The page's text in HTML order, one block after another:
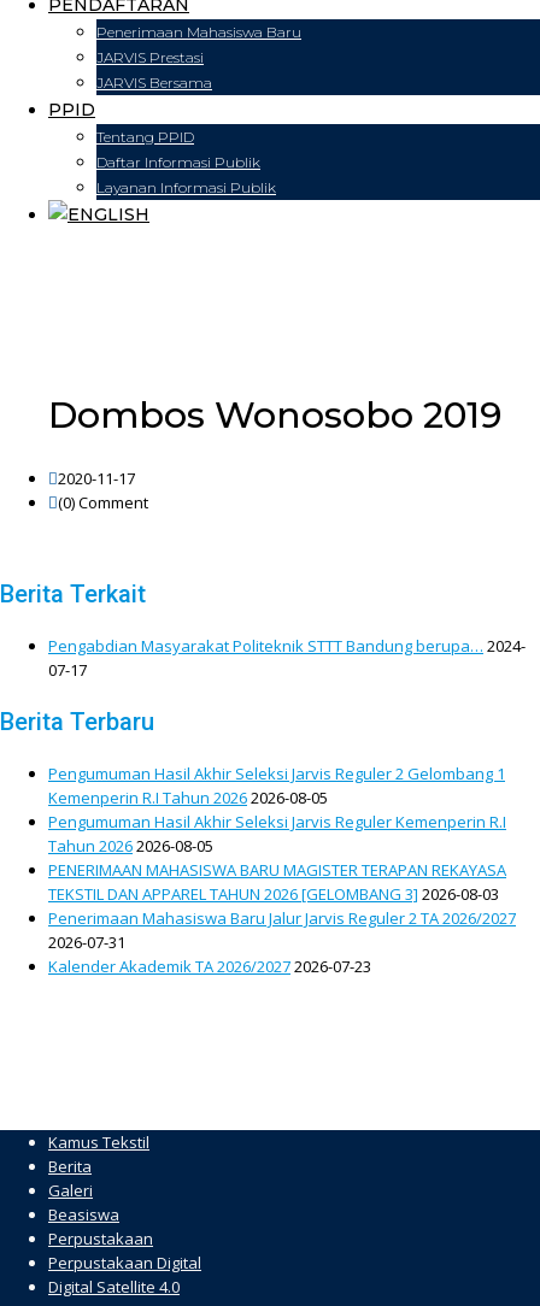
PENDAFTARAN
Penerimaan Mahasiswa Baru
JARVIS Prestasi
JARVIS Bersama
PPID
Tentang PPID
Daftar Informasi Publik
Layanan Informasi Publik
Dombos Wonosobo 2019
2020-11-17
(0)Comment
Berita Terkait
Pengabdian Masyarakat Politeknik STTT Bandung berupa… 2024-
07-17
Berita Terbaru
Pengumuman Hasil Akhir Seleksi Jarvis Reguler 2 Gelombang 1
Kemenperin R.I Tahun 20262026-08-05
Pengumuman Hasil Akhir Seleksi Jarvis Reguler Kemenperin R.I
Tahun 20262026-08-05
PENERIMAAN MAHASISWA BARU MAGISTER TERAPAN REKAYASA
TEKSTIL DAN APPAREL TAHUN 2026 [GELOMBANG 3] 2026-08-03
Penerimaan Mahasiswa Baru Jalur Jarvis Reguler 2 TA 2026/2027
2026-07-31
Kalender Akademik TA 2026/20272026-07-23
Kamus Tekstil
Berita
Galeri
Beasiswa
Perpustakaan
Perpustakaan Digital
Digital Satellite 4.0